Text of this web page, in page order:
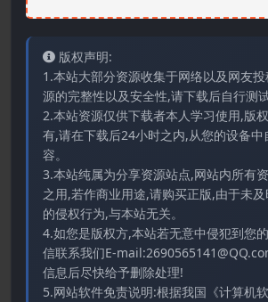
版权声明:
1.本站大部分资源收集于网络以及网友
源的完整性以及安全性,请下载后自行测试
2.本站资源仅供下载者本人学习使用,版
有,请在下载后24小时之内,从您的设备中
容。
3.本站纯属为分享资源站点,网站内所有
之用,若作商业用途,请购买正版,由于未
的侵权行为,与本站无关。
4.如您是版权方,本站若无意中侵犯到您
信联系我们E-
信息后尽快给予删除处理!
5.网站软件免责说明:根据我国《计算机